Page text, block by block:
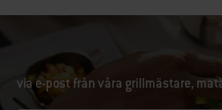
via e-post från våra grillmästare,